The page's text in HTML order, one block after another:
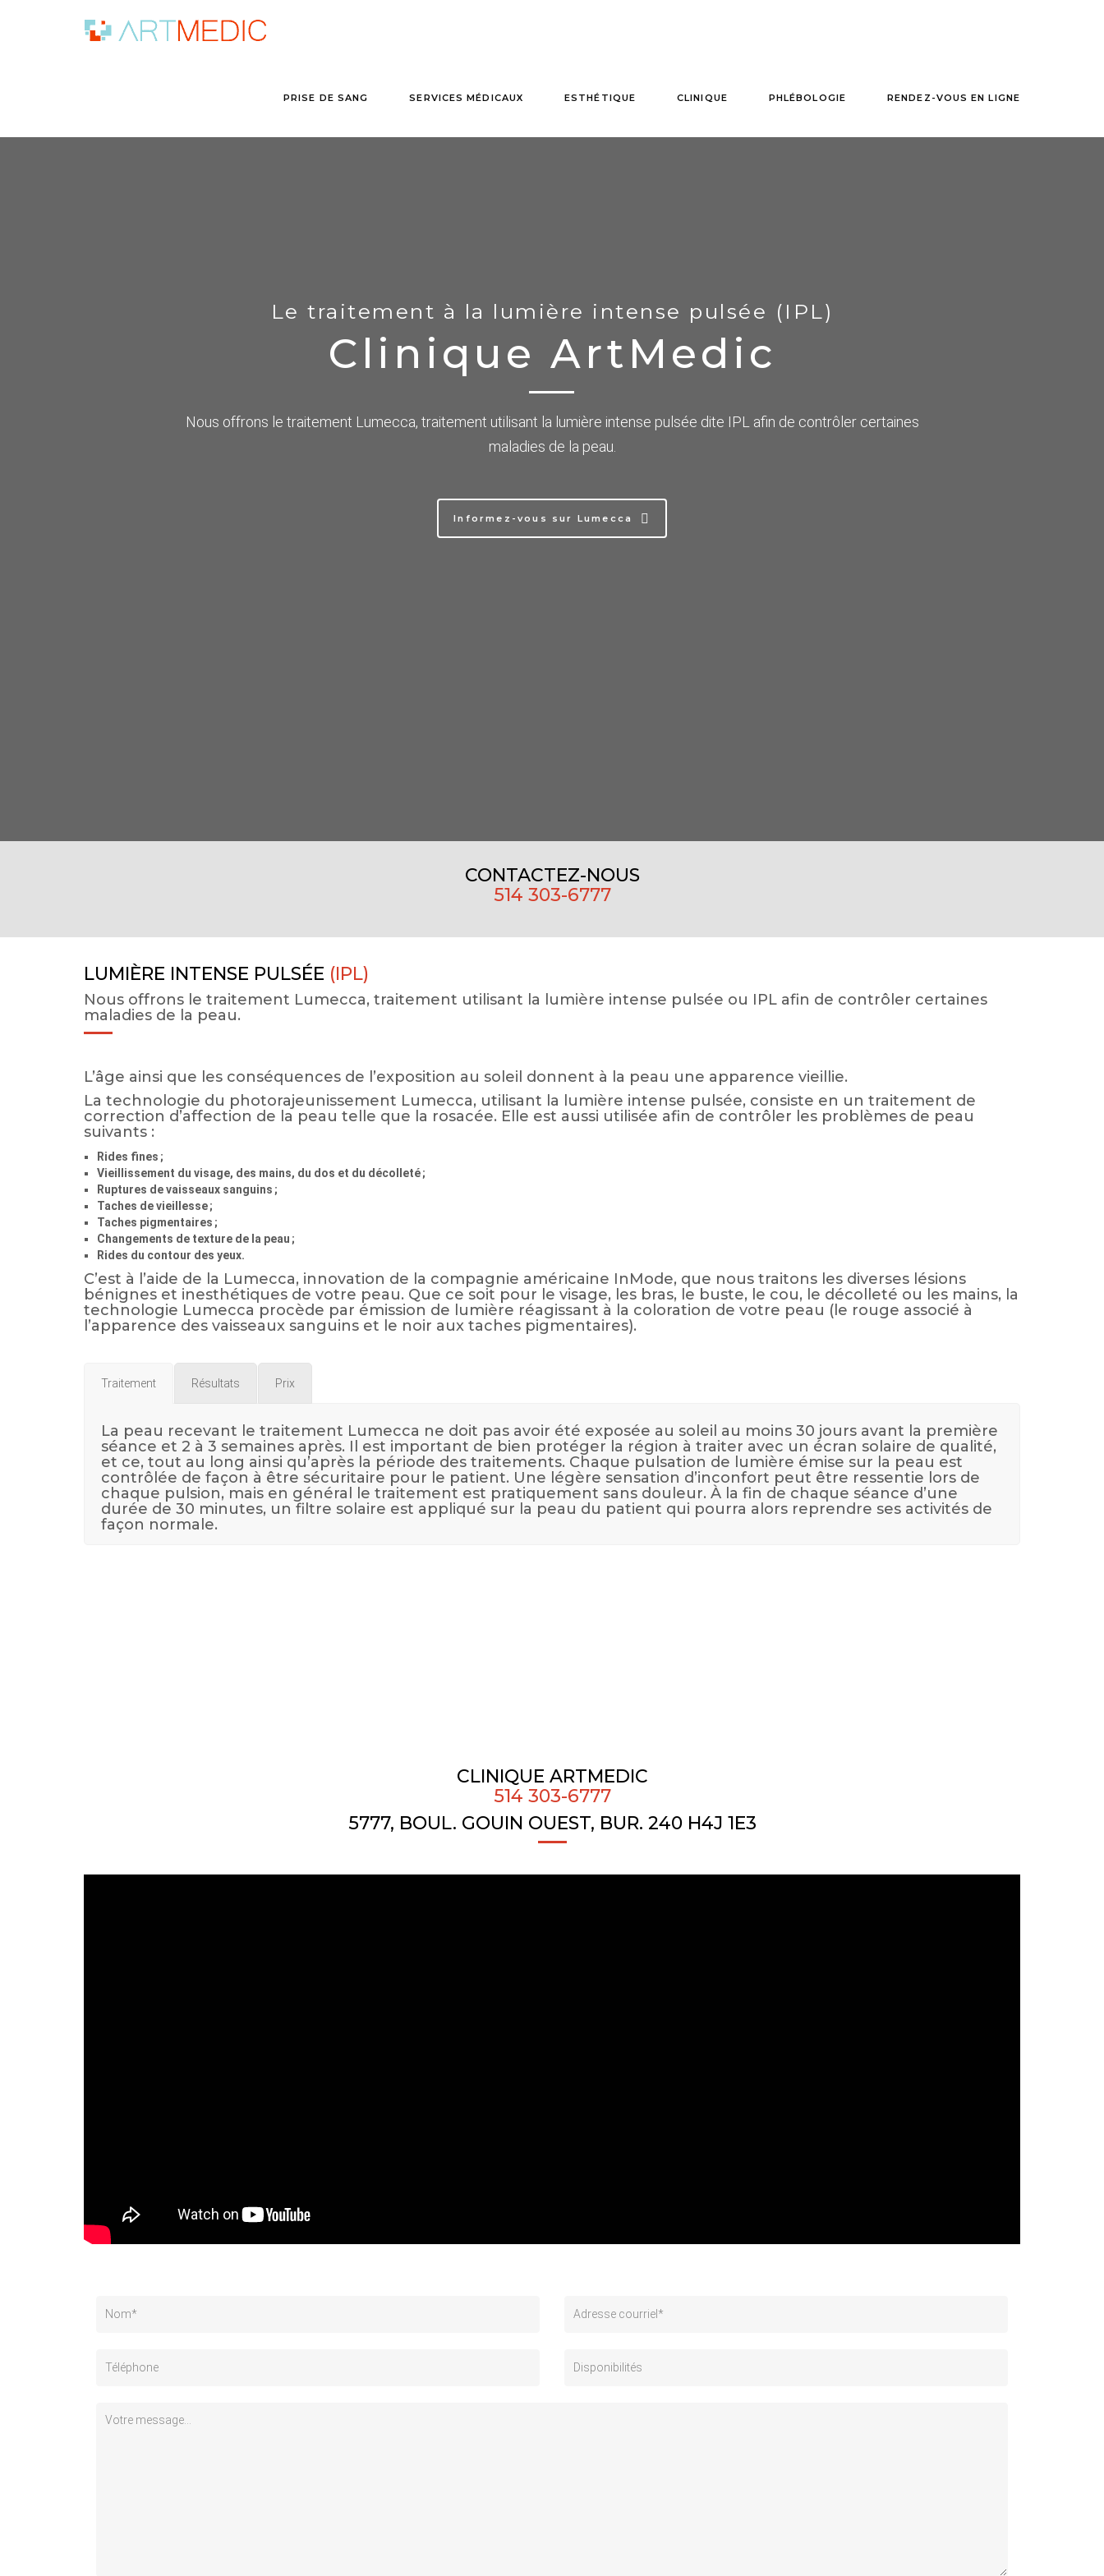
PRISE DE SANG SERVICES MÉDICAUX ESTHÉTIQUE CLINIQUE PHLÉBOLOGIE RENDEZ-VOUS EN LIGNE
Le traitement à la lumière intense pulsée (IPL)
Clinique ArtMedic
Nous offrons le traitement Lumecca, traitement utilisant la lumière intense pulsée dite IPL afin de contrôler certaines
maladies de la peau.
Informez-vous sur Lumecca
CONTACTEZ-NOUS
514 303-6777
LUMIÈRE INTENSE PULSÉE (IPL)
Nous offrons le traitement Lumecca, traitement utilisant la lumière intense pulsée ou IPL afin de contrôler certaines
maladies de la peau.
L’âge ainsi que les conséquences de l’exposition au soleil donnent à la peau une apparence vieillie.
La technologie du photorajeunissement Lumecca, utilisant la lumière intense pulsée, consiste en un traitement de
correction d’affection de la peau telle que la rosacée. Elle est aussi utilisée afin de contrôler les problèmes de peau
suivants :
Rides fines ;
Vieillissement du visage, des mains, du dos et du décolleté ;
Ruptures de vaisseaux sanguins ;
Taches de vieillesse ;
Taches pigmentaires ;
Changements de texture de la peau ;
Rides du contour des yeux.
C’est à l’aide de la Lumecca, innovation de la compagnie américaine InMode, que nous traitons les diverses lésions
bénignes et inesthétiques de votre peau. Que ce soit pour le visage, les bras, le buste, le cou, le décolleté ou les mains, la
technologie Lumecca procède par émission de lumière réagissant à la coloration de votre peau (le rouge associé à
l’apparence des vaisseaux sanguins et le noir aux taches pigmentaires).
Traitement Résultats Prix
La peau recevant le traitement Lumecca ne doit pas avoir été exposée au soleil au moins 30 jours avant la première
séance et 2 à 3 semaines après. Il est important de bien protéger la région à traiter avec un écran solaire de qualité,
et ce, tout au long ainsi qu’après la période des traitements. Chaque pulsation de lumière émise sur la peau est
contrôlée de façon à être sécuritaire pour le patient. Une légère sensation d’inconfort peut être ressentie lors de
chaque pulsion, mais en général le traitement est pratiquement sans douleur. À la fin de chaque séance d’une
durée de 30 minutes, un filtre solaire est appliqué sur la peau du patient qui pourra alors reprendre ses activités de
façon normale.
CLINIQUE ARTMEDIC
514 303-6777
5777, BOUL. GOUIN OUEST, BUR. 240 H4J 1E3